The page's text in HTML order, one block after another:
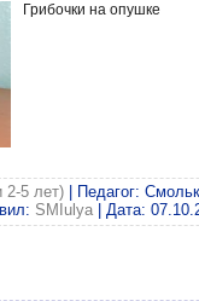
Грибочки на опушке
2-5 лет) | Педагог:
SMIulya | Дата: